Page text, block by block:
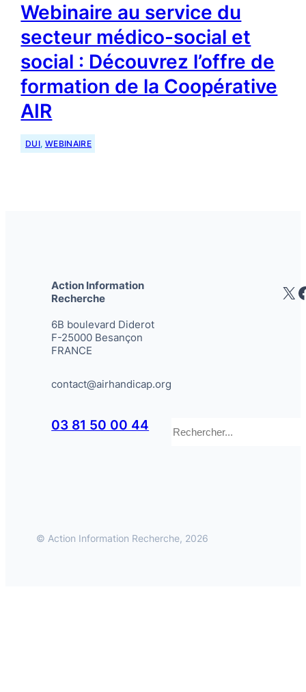
Webinaire au service du
secteur médico-social et
social : Découvrez l’offre de
formation de la Coopérative
AIR
DUI, WEBINAIRE
Action Information
Recherche
6B boulevard Diderot
F-25000 Besançon
FRANCE
contact@airhandicap.org
03 81 50 00 44
X
© Action Information Recherche, 2026